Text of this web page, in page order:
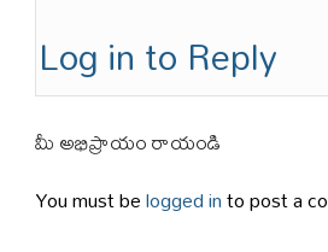
Log in to Reply
మీ అభిప్రాయం రాయండి
You must belogged into post a